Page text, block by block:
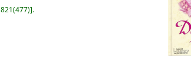
821(477) .